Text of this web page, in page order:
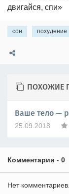
двигайся, спи»
сон похудение
ПОХОЖИЕ
Ваше тело —
25.09.2018
Комментарии - 0
Нет комментариев.